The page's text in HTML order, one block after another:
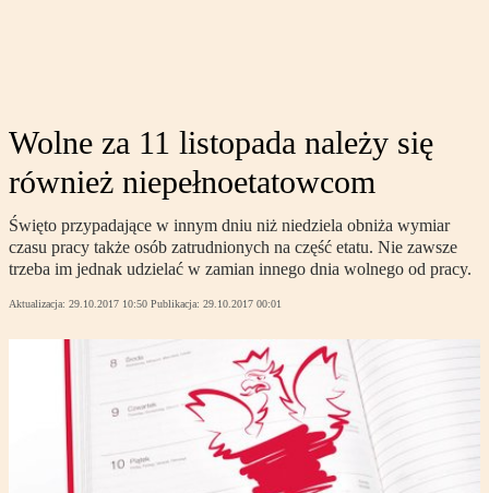
Wolne za 11 listopada należy się
również niepełnoetatowcom
Święto przypadające w innym dniu niż niedziela obniża wymiar
czasu pracy także osób zatrudnionych na część etatu. Nie zawsze
trzeba im jednak udzielać w zamian innego dnia wolnego od pracy.
Aktualizacja: 29.10.2017 10:50 Publikacja: 29.10.2017 00:01